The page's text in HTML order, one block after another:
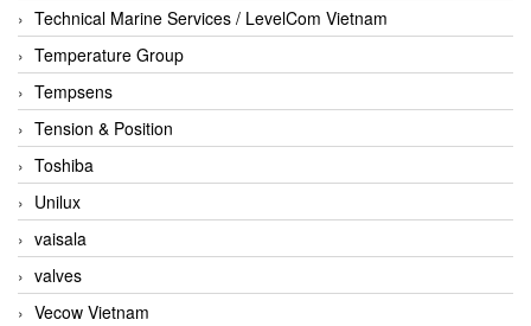
Technical Marine Services / LevelCom Vietnam
Temperature Group
Tempsens
Tension & Position
Toshiba
Unilux
vaisala
valves
Vecow Vietnam